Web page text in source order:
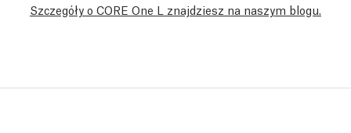
Szczegóły o CORE One L znajdziesz na naszym blogu.